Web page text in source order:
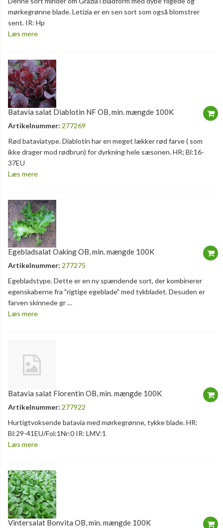
mørkegrønne blade. Letizia er en sen sort som også blomstrer
sent. IR: Hp
Læs mere
Batavia salat Diablotin NF OB, min. mængde 100K
Artikelnummer: 277269
Rød bataviatype. Diablotin har en meget lækker rød farve ( som
ikke drager mod rødbrun) for dyrkning hele sæsonen. HR; Bl:16-
37EU
Læs mere
Egebladsalat Oaking OB, min. mængde 100K
Artikelnummer: 277275
Egebladstype. Dette er en ny spændende sort, der kombinerer
egenskaberne fra "rigtige egeblade" med tykbladet. Desuden er
farven skinnede gr …
Læs mere
Batavia salat Florentin OB, min. mængde 100K
Artikelnummer: 277922
Hurtigtvoksende batavia med mørkegrønne, tykke blade. HR:
Bl:29-41EU/Fol:1Nr:0 IR: LMV:1
Læs mere
Vintersalat Bonvita OB, min. mængde 100K